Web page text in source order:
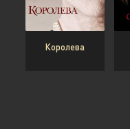
Королева